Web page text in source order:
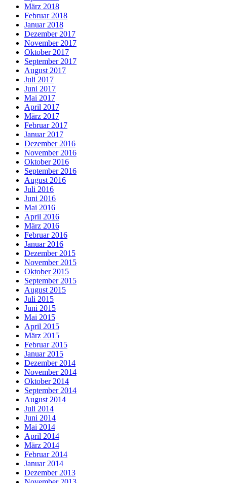
März 2018
Februar 2018
Januar 2018
Dezember 2017
November 2017
Oktober 2017
September 2017
August 2017
Juli 2017
Juni 2017
Mai 2017
April 2017
März 2017
Februar 2017
Januar 2017
Dezember 2016
November 2016
Oktober 2016
September 2016
August 2016
Juli 2016
Juni 2016
Mai 2016
April 2016
März 2016
Februar 2016
Januar 2016
Dezember 2015
November 2015
Oktober 2015
September 2015
August 2015
Juli 2015
Juni 2015
Mai 2015
April 2015
März 2015
Februar 2015
Januar 2015
Dezember 2014
November 2014
Oktober 2014
September 2014
August 2014
Juli 2014
Juni 2014
Mai 2014
April 2014
März 2014
Februar 2014
Januar 2014
Dezember 2013